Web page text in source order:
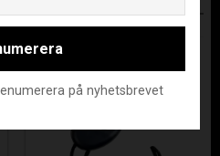
ÄVEN
på nyhetsbrevet